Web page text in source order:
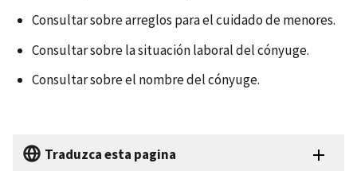
Consultar sobre arreglos para el cuidado de menores.
Consultar sobre la situación laboral del cónyuge.
Consultar sobre el nombre del cónyuge.
Traduzca esta pagina